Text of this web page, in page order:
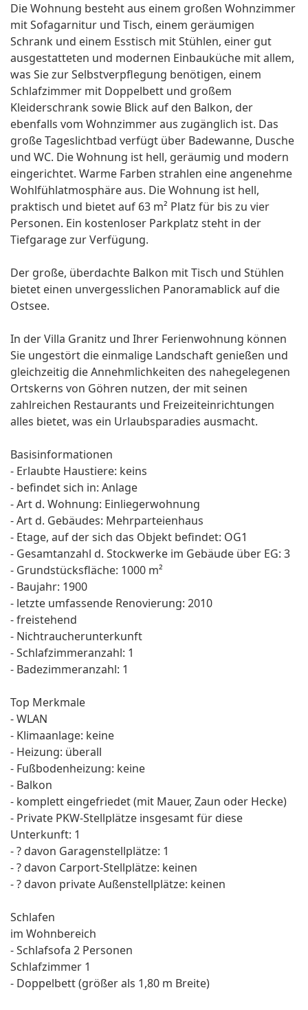
Die Wohnung besteht aus einem großen Wohnzimmer
mit Sofagarnitur und Tisch, einem geräumigen
Schrank und einem Esstisch mit Stühlen, einer gut
ausgestatteten und modernen Einbauküche mit allem,
was Sie zur Selbstverpflegung benötigen, einem
Schlafzimmer mit Doppelbett und großem
Kleiderschrank sowie Blick auf den Balkon, der
ebenfalls vom Wohnzimmer aus zugänglich ist. Das
große Tageslichtbad verfügt über Badewanne, Dusche
und WC. Die Wohnung ist hell, geräumig und modern
eingerichtet. Warme Farben strahlen eine angenehme
Wohlfühlatmosphäre aus. Die Wohnung ist hell,
praktisch und bietet auf 63 m² Platz für bis zu vier
Personen. Ein kostenloser Parkplatz steht in der
Tiefgarage zur Verfügung.
Der große, überdachte Balkon mit Tisch und Stühlen
bietet einen unvergesslichen Panoramablick auf die
Ostsee.
In der Villa Granitz und Ihrer Ferienwohnung können
Sie ungestört die einmalige Landschaft genießen und
gleichzeitig die Annehmlichkeiten des nahegelegenen
Ortskerns von Göhren nutzen, der mit seinen
zahlreichen Restaurants und Freizeiteinrichtungen
alles bietet, was ein Urlaubsparadies ausmacht.
Basisinformationen
- Erlaubte Haustiere: keins
- befindet sich in: Anlage
- Art d. Wohnung: Einliegerwohnung
- Art d. Gebäudes: Mehrparteienhaus
- Etage, auf der sich das Objekt befindet: OG1
- Gesamtanzahl d. Stockwerke im Gebäude über EG: 3
- Grundstücksfläche: 1000 m²
- Baujahr: 1900
- letzte umfassende Renovierung: 2010
- freistehend
- Nichtraucherunterkunft
- Schlafzimmeranzahl: 1
- Badezimmeranzahl: 1
Top Merkmale
- WLAN
- Klimaanlage: keine
- Heizung: überall
- Fußbodenheizung: keine
- Balkon
- komplett eingefriedet (mit Mauer, Zaun oder Hecke)
- Private PKW-Stellplätze insgesamt für diese
Unterkunft: 1
- ? davon Garagenstellplätze: 1
- ? davon Carport-Stellplätze: keinen
- ? davon private Außen­stellplätze: keinen
Schlafen
im Wohnbereich
- Schlafsofa 2 Personen
Schlafzimmer 1
- Doppelbett (größer als 1,80 m Breite)